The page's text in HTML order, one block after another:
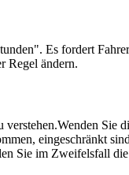
Es fordert
Regel ändern.
verstehen.Wenden Sie
eingeschränkt
Sie im Zweifelsfall